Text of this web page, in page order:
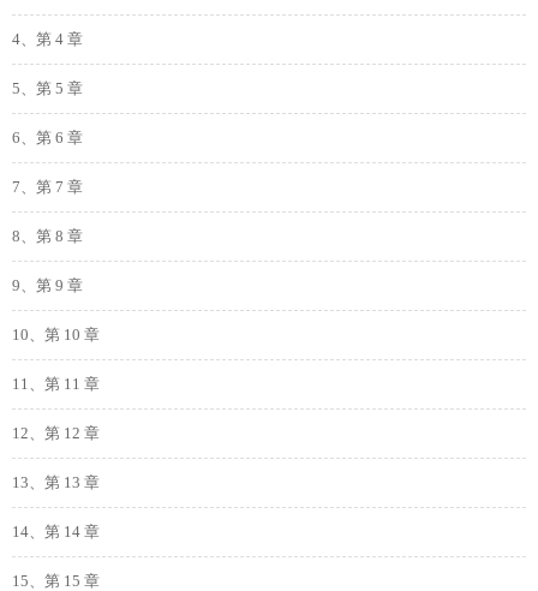
4、第 4 章
5、第 5 章
6、第 6 章
7、第 7 章
8、第 8 章
9、第 9 章
10、第 10 章
11、第 11 章
12、第 12 章
13、第 13 章
14、第 14 章
15、第 15 章